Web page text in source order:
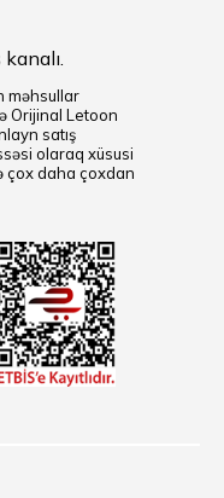
məhsullar
Orijinal Letoon
satış
olaraq xüsusi
çox daha çoxdan